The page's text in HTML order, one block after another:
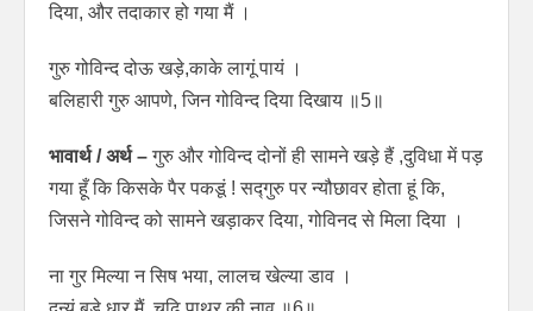
दिया, और तदाकार हो गया मैं ।
गुरु गोविन्द दोऊ खड़े,काके लागूं पायं ।
बलिहारी गुरु आपणे, जिन गोविन्द दिया दिखाय ॥5॥
भावार्थ / अर्थ –गुरु और गोविन्द दोनों ही सामने खड़े हैं ,दुविधा में पड़
गया हूँ कि किसके पैर पकडूं ! सद्गुरु पर न्यौछावर होता हूं कि,
जिसने गोविन्द को सामने खड़ाकर दिया, गोविनद से मिला दिया ।
ना गुर मिल्या न सिष भया, लालच खेल्या डाव ।